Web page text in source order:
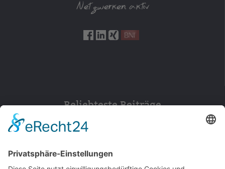
Netzwerken aktiv
Beliebteste Beiträge